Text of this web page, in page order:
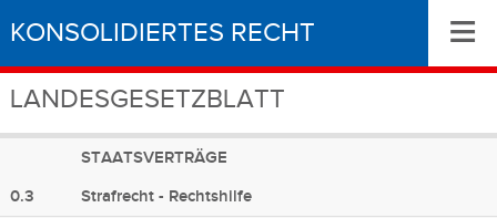
KONSOLIDIERTES RECHT
LANDESGESETZBLATT
≡
STAATSVERTRÄGE
0.3
Strafrecht - Rechtshilfe